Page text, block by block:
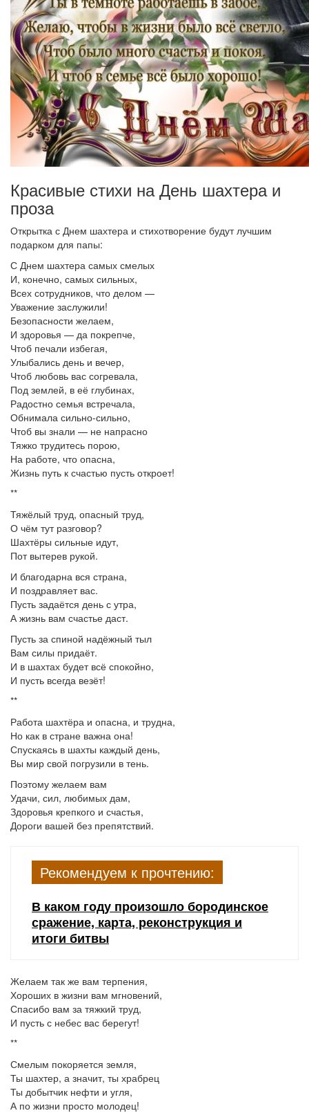
Красивые стихи на День шахтера и
проза
Открытка с Днем шахтера и стихотворение будут лучшим
подарком для папы:
С Днем шахтера самых смелых
И, конечно, самых сильных,
Всех сотрудников, что делом —
Уважение заслужили!
Безопасности желаем,
И здоровья — да покрепче,
Чтоб печали избегая,
Улыбались день и вечер,
Чтоб любовь вас согревала,
Под землей, в её глубинах,
Радостно семья встречала,
Обнимала сильно-сильно,
Чтоб вы знали — не напрасно
Тяжко трудитесь порою,
На работе, что опасна,
Жизнь путь к счастью пусть откроет!
**
Тяжёлый труд, опасный труд,
О чём тут разговор?
Шахтёры сильные идут,
Пот вытерев рукой.
И благодарна вся страна,
И поздравляет вас.
Пусть задаётся день с утра,
А жизнь вам счастье даст.
Пусть за спиной надёжный тыл
Вам силы придаёт.
И в шахтах будет всё спокойно,
И пусть всегда везёт!
**
Работа шахтёра и опасна, и трудна,
Но как в стране важна она!
Спускаясь в шахты каждый день,
Вы мир свой погрузили в тень.
Поэтому желаем вам
Удачи, сил, любимых дам,
Здоровья крепкого и счастья,
Дороги вашей без препятствий.
Рекомендуем к прочтению:
В каком году произошло бородинское
сражение, карта, реконструкция и
итоги битвы
Желаем так же вам терпения,
Хороших в жизни вам мгновений,
Спасибо вам за тяжкий труд,
И пусть с небес вас берегут!
**
Смелым покоряется земля,
Ты шахтер, а значит, ты храбрец
Ты добытчик нефти и угля,
А по жизни просто молодец!